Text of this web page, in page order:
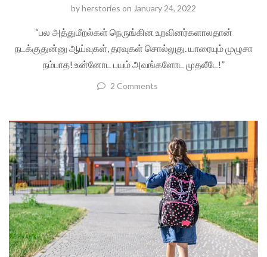
byherstories on January 24, 2022
“பல அத்துமீறல்கள் நெருங்கின உறவினர்களாலதான்
நடக்குதுன்னு ஆய்வுகள், தரவுகள் சொல்லுது. யாரையும் முழுசா
நம்பாத! உன்னோட பயம் அவங்களோட முதலீடே!”
2 Comments